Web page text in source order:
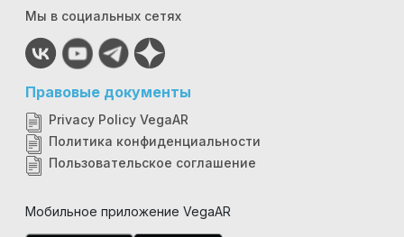
Мы в социальных сетях
Правовые документы
Privacy Policy VegaAR
Политика конфиденциальности
Пользовательское соглашение
Мобильное приложение VegaAR